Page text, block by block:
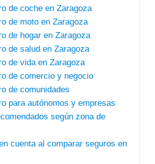
de coche en Zaragoza
de moto en Zaragoza
de hogar en Zaragoza
de salud en Zaragoza
de vida en Zaragoza
de comercio y negocio
de comunidades
para autónomos y empresas
según zona de
cuenta al comparar seguros en